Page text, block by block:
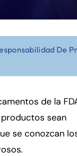
De
de la
sean
se conozcan